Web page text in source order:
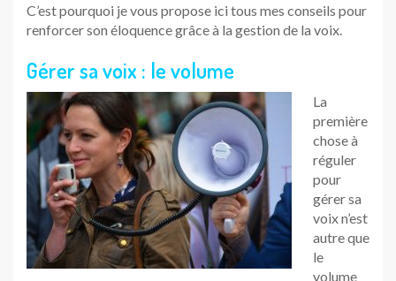
C’est pourquoi je vous propose ici tous mes conseils pour
renforcer son éloquence grâce à la gestion de la voix.
Gérer sa voix : le volume
La
première
chose à
réguler
pour
gérer sa
voix n’est
autre que
le
volume